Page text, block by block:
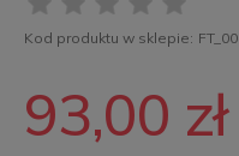
Kod produktu w sklepie:
93,00 zł